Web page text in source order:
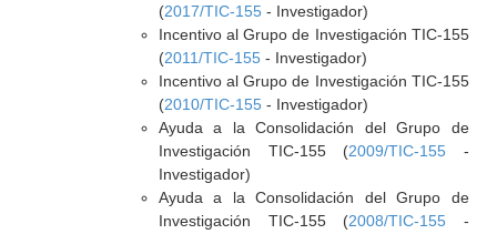
(2017/TIC-155- Investigador)
Incentivo al Grupo de Investigación TIC-155
(2011/TIC-155- Investigador)
Incentivo al Grupo de Investigación TIC-155
(2010/TIC-155- Investigador)
Ayuda a la Consolidación del Grupo de
Investigación TIC-155 (2009/TIC-155 -
Investigador)
Ayuda a la Consolidación del Grupo de
Investigación TIC-155 (2008/TIC-155 -